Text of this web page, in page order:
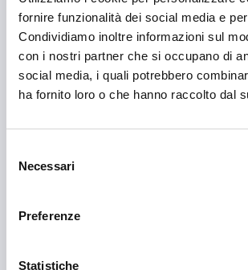
fornire funzionalità dei social media e
Condividiamo inoltre informazioni sul
con i nostri partner che si occupano di
social media, i quali potrebbero
ha fornito loro o che hanno raccolto dal
delNecessari
Preferenze
Statistiche
Economia circolare
Edilizia
Editoria e informazione
Educazione e istruzione
Emittenti radiofoniche
Energie Rinnovabili
Farmacia e/o chimica